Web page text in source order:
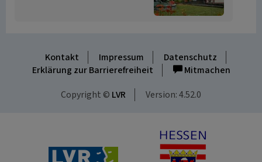
Kontakt Impressum
Datenschutz
Erklärung zur Barrierefreiheit
Mitmachen
Copyright © LVR Version: 4.52.0